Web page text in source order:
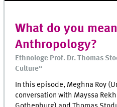
What do you
Anthropology?
Ethnologe Prof. Dr. Thomas
Culture“
In this episode, Meghna Roy
conversation with Mayssa